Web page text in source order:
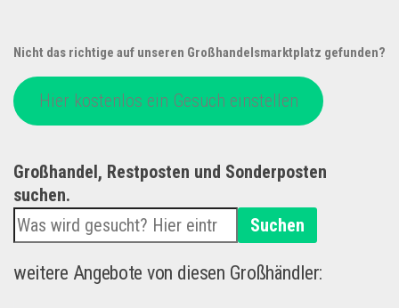
Nicht das richtige auf unseren Großhandelsmarktplatz gefunden?
Hier kostenlos ein Gesuch einstellen
Großhandel, Restposten und Sonderposten
suchen.
Suchen
weitere Angebote von diesen Großhändler: